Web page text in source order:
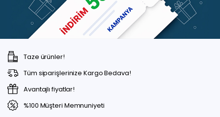
Taze ürünler!
Tüm siparişlerinize Kargo Bedava!
Avantajlı fiyatlar!
%100 Müşteri Memnuniyeti